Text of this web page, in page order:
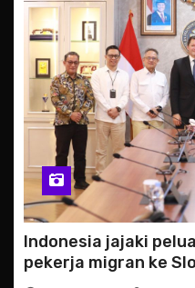
Indonesia jajaki
pekerja migran ke